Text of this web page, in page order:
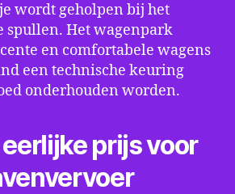
wordt geholpen bij het
spullen. Het wagenpark
en comfortabele wagens
een technische keuring
onderhouden worden.
prijs voor